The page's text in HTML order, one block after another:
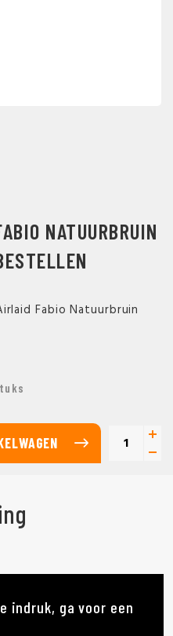
NATUURBRUIN
Fabio Natuurbruin
indruk, ga voor een